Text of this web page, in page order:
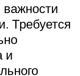
Требуется
и